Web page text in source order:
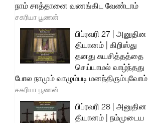
நாம் சாத்தானை வணங்கிட வேண்டாம்
சகரியா பூணன்
பிப்ரவரி 27 | அனுதின
தியானம் | கிறிஸ்து
தனது சுயசித்தத்தை
செய்யாமல் வாழ்ந்தது
போல நாமும் வாழும்படி மனந்திரும்புவோம்
சகரியா பூணன்
பிப்ரவரி 28 | அனுதின
தியானம் | நம்முடைய